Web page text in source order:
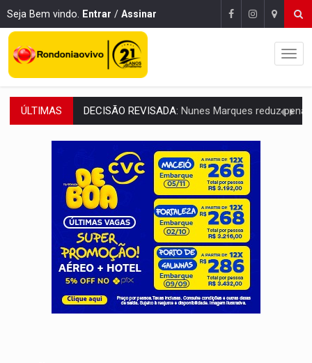
Seja Bem vindo. Entrar / Assinar
ÚLTIMAS CONEXÃO RONDONIAOVIVO:Museólogo Antônio Ocampo lança livro
ELEIÇÕES 2026:Patrimônio de candidata a deputada federal do PL salta R$ 1
VÍDEO:Quadrilha é flagrada com cerca de 200 porções
BAIRRO TEIXEIRÃO:MPF cobra regularização fundiária da
SUCESSO NA ABERTURA: 2ª Feira Rondônia Empreendedora segue no Espaço
REESTRUTURAÇÃO:Secretário da Seinfra de Porto Velho pede
SAÚDE INDÍGENA:Pirahã terão consultas e exames especializados durante
ECONOMIA:Dia dos pais deve movimentar R$ 8,5 bilhões e RO